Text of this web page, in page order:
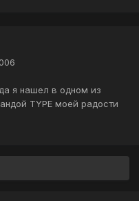
я нашел в одном из
TYPE моей радости